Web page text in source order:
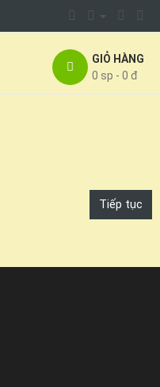
GIỎ HÀNG
0 sp - 0 đ
Tiếp tục